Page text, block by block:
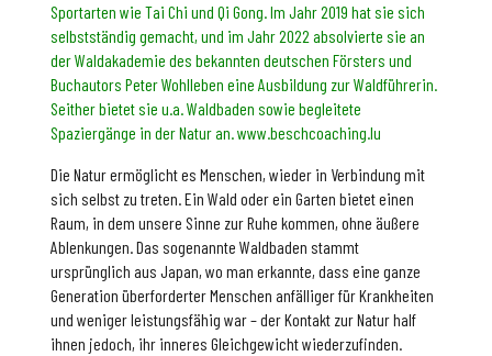
Sportarten wie Tai Chi und Qi Gong. Im Jahr 2019 hat sie sich
selbstständig gemacht, und im Jahr 2022 absolvierte sie an
der Waldakademie des bekannten deutschen Försters und
Buchautors Peter Wohlleben eine Ausbildung zur Waldführerin.
Seither bietet sie u.a. Waldbaden sowie begleitete
Spaziergänge in der Natur an. www.beschcoaching.lu
Die Natur ermöglicht es Menschen, wieder in Verbindung mit
sich selbst zu treten. Ein Wald oder ein Garten bietet einen
Raum, in dem unsere Sinne zur Ruhe kommen, ohne äußere
Ablenkungen. Das sogenannte Waldbaden stammt
ursprünglich aus Japan, wo man erkannte, dass eine ganze
Generation überforderter Menschen anfälliger für Krankheiten
und weniger leistungsfähig war – der Kontakt zur Natur half
ihnen jedoch, ihr inneres Gleichgewicht wiederzufinden.